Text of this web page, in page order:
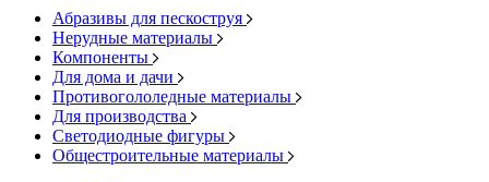
Абразивы для пескоструя
Нерудные материалы
Компоненты
Для дома и дачи
Противогололедные материалы
Для производства
Светодиодные фигуры
Общестроительные материалы